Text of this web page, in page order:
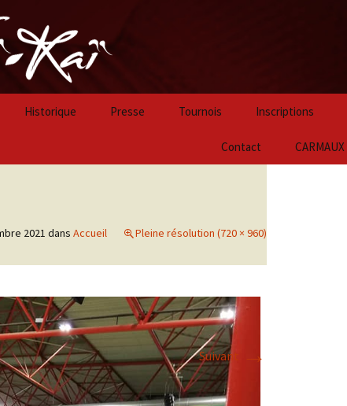
contenu
Historique
Historique 2018/2019
Historique 2017-2018
Historique 2016-2017
Presse Tournois Inscriptions
Contact CARMAUX
2021 dans Accueil Pleine résolution (720 × 960)
Suivant →